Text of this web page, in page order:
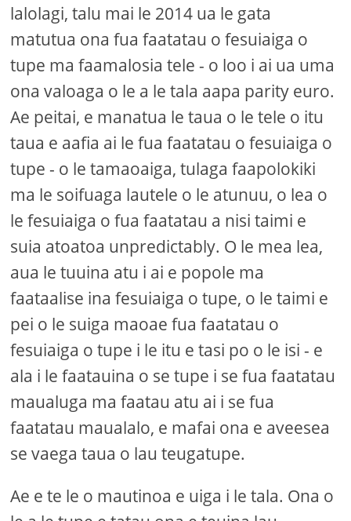
lalolagi, talu mai le 2014 ua le gata
matutua ona fua faatatau o fesuiaiga o
tupe ma faamalosia tele - o loo i ai ua uma
ona valoaga o le a le tala aapa parity euro.
Ae peitai, e manatua le taua o le tele o itu
taua e aafia ai le fua faatatau o fesuiaiga o
tupe - o le tamaoaiga, tulaga faapolokiki
ma le soifuaga lautele o le atunuu, o lea o
le fesuiaiga o fua faatatau a nisi taimi e
suia atoatoa unpredictably. O le mea lea,
aua le tuuina atu i ai e popole ma
faataalise ina fesuiaiga o tupe, o le taimi e
pei o le suiga maoae fua faatatau o
fesuiaiga o tupe i le itu e tasi po o le isi - e
ala i le faatauina o se tupe i se fua faatatau
maualuga ma faatau atu ai i se fua
faatatau maualalo, e mafai ona e aveesea
se vaega taua o lau teugatupe.
Ae e te le o mautinoa e uiga i le tala. Ona o